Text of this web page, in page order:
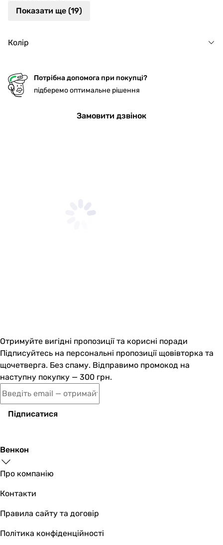
Показати ще (19)
Колір
Потрібна допомога при покупці?
підберемо оптимальне рішення
Замовити дзвінок
Отримуйте вигідні пропозиції та корисні поради
Підписуйтесь на персональні пропозиції щовівторка та
щочетверга. Без спаму. Відправимо промокод на
наступну покупку — 300 грн.
Підписатися
Венкон
Про компанію
Контакти
Правила сайту та договір
Політика конфіденційності